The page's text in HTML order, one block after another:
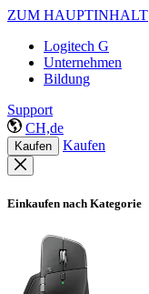
ZUM HAUPTINHALT
Logitech G
Unternehmen
Bildung
Support
CH,de
Kaufen Kaufen
Einkaufen nach Kategorie